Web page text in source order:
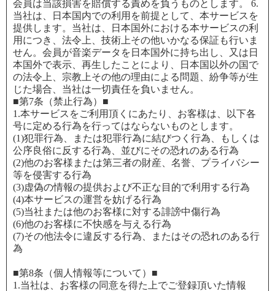
会員は当該損害を賠償する責めを負うものとします。 6.
当社は、日本国内での利用を前提として、本サービスを
提供します。当社は、日本国外における本サービスの利
用につき、法令上、技術上その他いかなる保証も行いま
せん。会員が音楽データを日本国外に持ち出し、又は日
本国外で表示、再生したことにより、日本国以外の国で
の法令上、宗教上その他の理由による問題、紛争等が生
じた場合、当社は一切責任を負いません。
■第7条（禁止行為）■
1.本サービスをご利用頂くにあたり、お客様は、以下各
号に定める行為を行ってはならないものとします。
(1)犯罪行為、または犯罪行為に結びつく行為、もしくは
公序良俗に反する行為、並びにその恐れのある行為
(2)他のお客様または第三者の財産、名誉、プライバシー
等を侵害する行為
(3)虚偽の情報の提供および不正な目的で利用する行為
(4)本サービスの運営を妨げる行為
(5)当社または他のお客様に対する誹謗中傷行為
(6)他のお客様に不快感を与える行為
(7)その他法令に違反する行為、またはその恐れのある行
為
■第8条（個人情報等について）■
1.当社は、お客様の同意を得た上でご登録頂いた情報